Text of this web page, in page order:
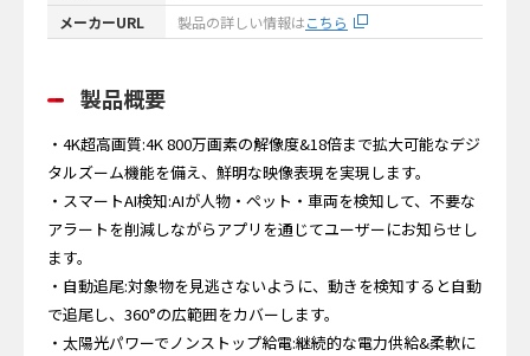
メーカーURL
製品の詳しい情報はこちら
製品概要
・4K超高画質:4K 800万画素の解像度&18倍まで拡大可能なデジ
タルズーム機能を備え、鮮明な映像表現を実現します。
・スマートAI検知:AIが人物・ペット・車両を検知して、不要な
アラートを削減しながらアプリを通じてユーザーにお知らせし
ます。
・自動追尾:対象物を見逃さないように、動きを検知すると自動
で追尾し、360°の広範囲をカバーします。
・太陽光パワーでノンストップ給電:継続的な電力供給&柔軟に